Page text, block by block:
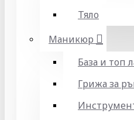
Тяло
Маникюр
База и топ
Грижа за